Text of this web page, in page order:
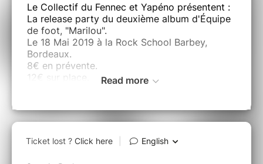
Le Collectif du Fennec et Yapéno présentent :
La release party du deuxième album d'Équipe
de foot, "Marilou".
Le 18 Mai 2019 à la Rock School Barbey,
Bordeaux.
8€ en prévente.
12€ sur place.
« Marilou » est le prénom qu’Alex donnera
peut-être un jour à sa fille et c’est le point de
départ de ce
Read more